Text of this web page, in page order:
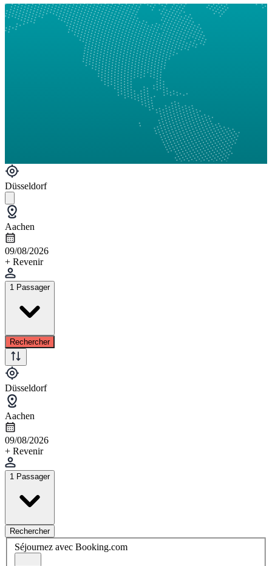
Düsseldorf
Aachen
09/08/2026
+ Revenir
1 Passager
Rechercher
Düsseldorf
Aachen
09/08/2026
+ Revenir
1 Passager
Rechercher
Séjournez avec Booking.com